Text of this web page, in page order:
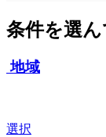
条件を選
地域
選択